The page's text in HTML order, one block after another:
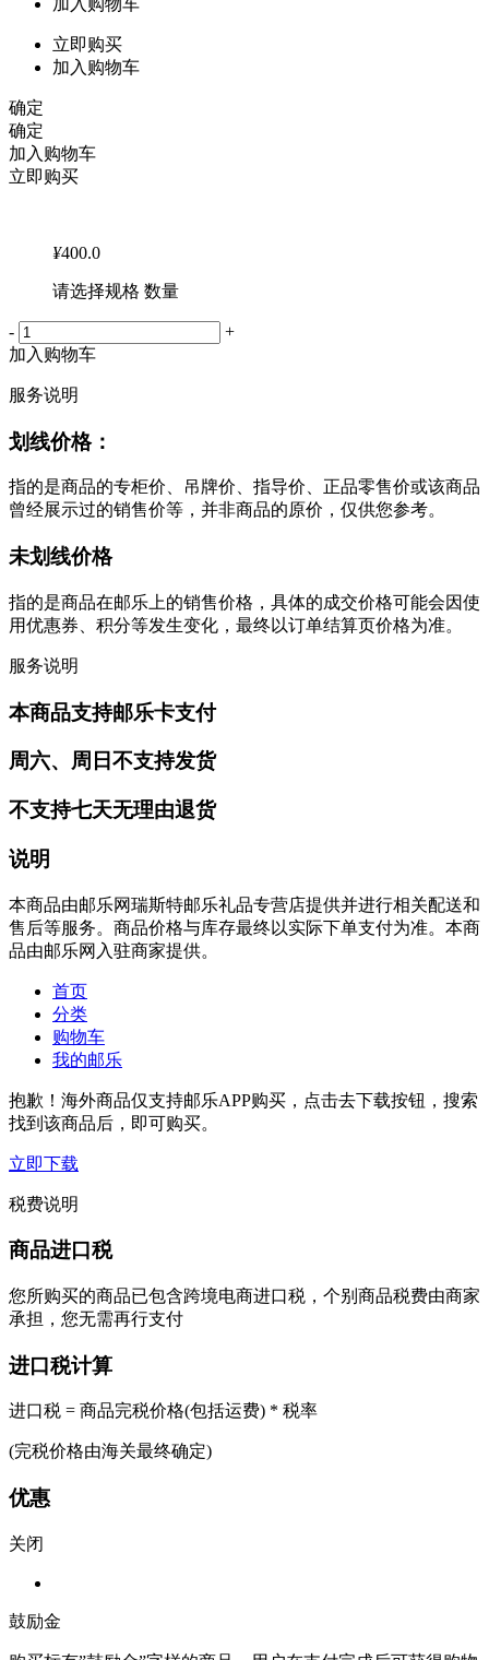
加入购物车
立即购买
加入购物车
确定
确定
加入购物车
立即购买
¥400.0
请选择规格 数量
-
+
加入购物车
服务说明
划线价格：
指的是商品的专柜价、吊牌价、指导价、正品零售价或该商品
曾经展示过的销售价等，并非商品的原价，仅供您参考。
未划线价格
指的是商品在邮乐上的销售价格，具体的成交价格可能会因使
用优惠券、积分等发生变化，最终以订单结算页价格为准。
服务说明
本商品支持邮乐卡支付
周六、周日不支持发货
不支持七天无理由退货
说明
本商品由邮乐网瑞斯特邮乐礼品专营店提供并进行相关配送和
售后等服务。商品价格与库存最终以实际下单支付为准。本商
品由邮乐网入驻商家提供。
首页
分类
购物车
我的邮乐
抱歉！海外商品仅支持邮乐APP购买，点击去下载按钮，搜索
找到该商品后，即可购买。
立即下载
税费说明
商品进口税
您所购买的商品已包含跨境电商进口税，个别商品税费由商家
承担，您无需再行支付
进口税计算
进口税 = 商品完税价格(包括运费) * 税率
(完税价格由海关最终确定)
优惠
关闭
鼓励金